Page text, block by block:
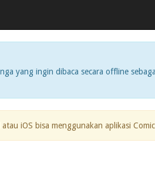
yang ingin dibaca secara offline
iOS bisa menggunakan aplikasi